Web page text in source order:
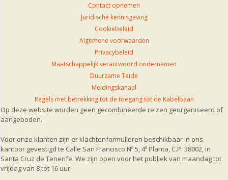
Contact opnemen
Juridische kennisgeving
Cookiebeleid
Algemene voorwaarden
Privacybeleid
Maatschappelijk verantwoord ondernemen
Duurzame Teide
Meldingskanaal
Regels met betrekking tot de toegang tot de Kabelbaan
Op deze website worden geen gecombineerde reizen georganiseerd of
aangeboden.
Voor onze klanten zijn er klachtenformulieren beschikbaar in ons
kantoor gevestigd te Calle San Francisco Nº 5, 4º Planta, C.P. 38002, in
Santa Cruz de Tenerife. We zijn open voor het publiek van maandag tot
vrijdag van 8 tot 16 uur.